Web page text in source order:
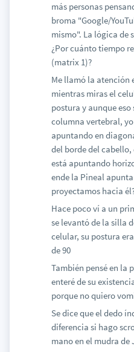
más personas
broma "Google/
mismo". La lógica de
¿Por cuánto tiempo
(matrix 1)?
Me llamó la atención
mientras miras el
postura y aunque
columna vertebral, yo
apuntando en
del borde del cabello,
está apuntando
ende la Pineal
proyectamos hacia
Hace poco ví a un
se levantó de la silla
celular, su postura
de 90
También pensé en la
enteré de su
porque no quiero
Se dice que el dedo
diferencia si hago
mano en el mudra de